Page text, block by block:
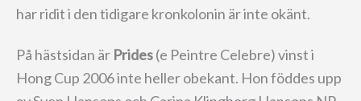
har ridit i den tidigare kronkolonin är inte okänt.
På hästsidan är Prides(e Peintre Celebre) vinst i
Hong Cup 2006 inte heller obekant. Hon föddes upp